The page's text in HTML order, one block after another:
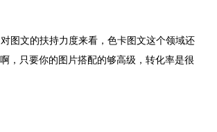
图文的扶持力度来看， 色卡图文这个领域还
，只要你的图片搭配的够高级，转化率是很